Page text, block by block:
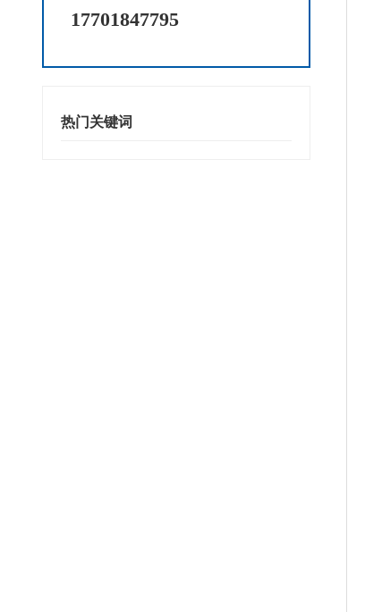
17701847795
热门关键词